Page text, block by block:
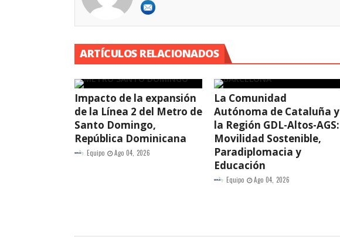
ARTÍCULOS RELACIONADOS
Impacto de la expansión
de la Línea 2 del Metro de
Santo Domingo,
República Dominicana
Equipo Ago 04, 2026
La Comunidad
Autónoma de Cataluña y
la Región GDL-Altos-AGS:
Movilidad Sostenible,
Paradiplomacia y
Educación
Equipo Ago 04, 2026